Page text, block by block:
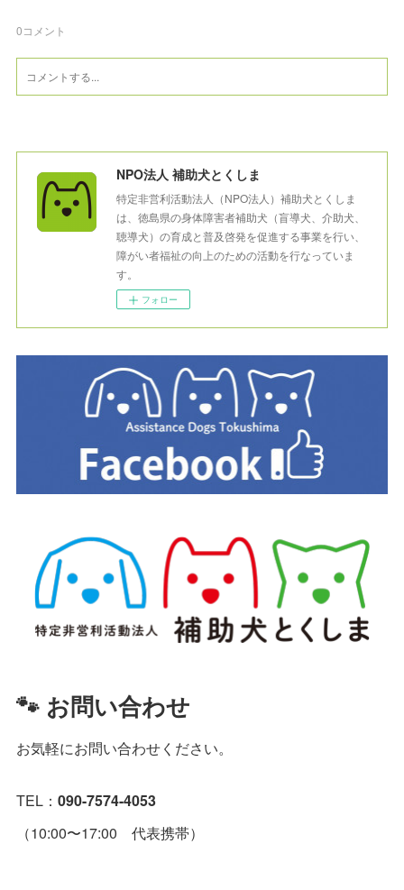
0コメント
NPO法人 補助犬とくしま
特定非営利活動法人（NPO法人）補助犬とくしま
は、徳島県の身体障害者補助犬（盲導犬、介助犬、
聴導犬）の育成と普及啓発を促進する事業を行い、
障がい者福祉の向上のための活動を行なっていま
す。
フォロー
🐾 お問い合わせ
お気軽にお問い合わせください。
TEL：090-7574-4053
（10:00〜17:00 代表携帯）